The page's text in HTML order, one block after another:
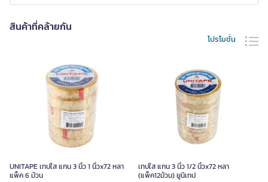
สินค้าที่คล้ายกัน
โปรโมชั่น
UNITAPE เทปใส แกน 3 นิ้ว 1 นิ้วx72 หลา
แพ็ค 6 ม้วน
เทปใส แกน 3 นิ้ว 1/2 นิ้วx72 หลา
(แพ็ค12ม้วน) ยูนิเทป